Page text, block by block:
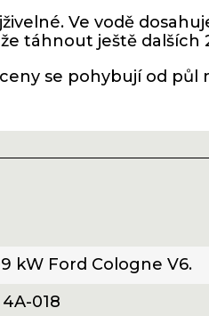
Ve vodě
táhnout ještě dalších
se pohybují od půl
kW Ford Cologne V6.
018